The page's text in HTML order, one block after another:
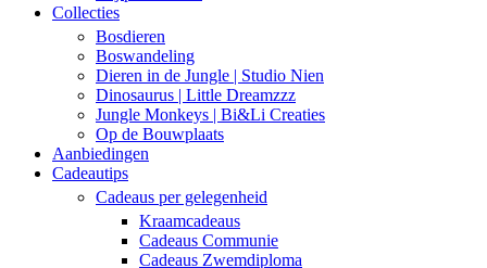
Collecties
Bosdieren
Boswandeling
Dieren in de Jungle | Studio Nien
Dinosaurus | Little Dreamzzz
Jungle Monkeys | Bi&Li Creaties
Op de Bouwplaats
Aanbiedingen
Cadeautips
Cadeaus per gelegenheid
Kraamcadeaus
Cadeaus Communie
Cadeaus Zwemdiploma